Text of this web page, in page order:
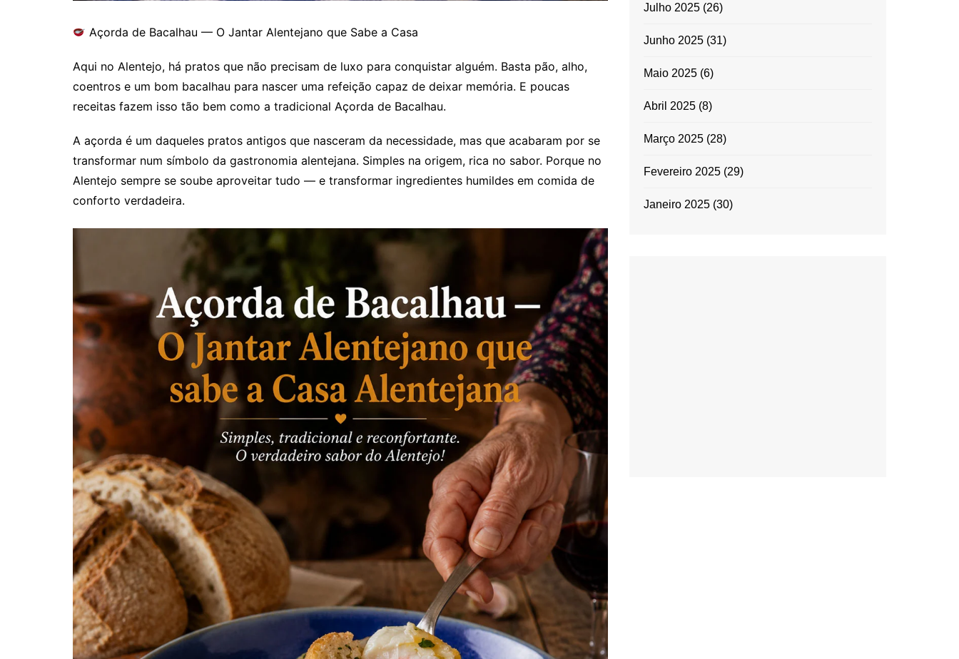
Açorda de Bacalhau — O Jantar Alentejano que Sabe a Casa
Aqui no Alentejo, há pratos que não precisam de luxo para conquistar alguém. Basta pão, alho,
coentros e um bom bacalhau para nascer uma refeição capaz de deixar memória. E poucas
receitas fazem isso tão bem como a tradicional Açorda de Bacalhau.
A açorda é um daqueles pratos antigos que nasceram da necessidade, mas que acabaram por se
transformar num símbolo da gastronomia alentejana. Simples na origem, rica no sabor. Porque no
Alentejo sempre se soube aproveitar tudo — e transformar ingredientes humildes em comida de
conforto verdadeira.
Julho 2025 (26)
Junho 2025 (31)
Maio 2025 (6)
Abril 2025 (8)
Março 2025 (28)
Fevereiro 2025 (29)
Janeiro 2025 (30)